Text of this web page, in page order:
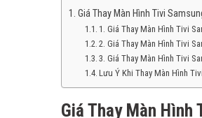
Giá Thay Màn Hình Tivi
1. Giá Thay Màn Hình Tivi
2. Giá Thay Màn Hình Tivi
3. Giá Thay Màn Hình Tivi
Lưu Ý Khi Thay Màn Hình
Giá Thay Màn